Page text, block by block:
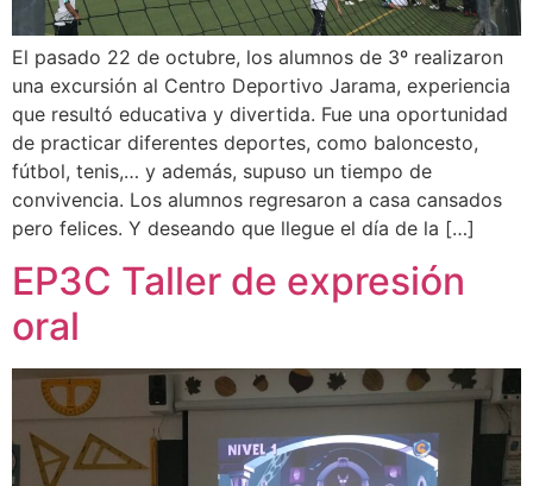
El pasado 22 de octubre, los alumnos de 3º realizaron
una excursión al Centro Deportivo Jarama, experiencia
que resultó educativa y divertida. Fue una oportunidad
de practicar diferentes deportes, como baloncesto,
fútbol, tenis,… y además, supuso un tiempo de
convivencia. Los alumnos regresaron a casa cansados
pero felices. Y deseando que llegue el día de la […]
EP3C Taller de expresión
oral